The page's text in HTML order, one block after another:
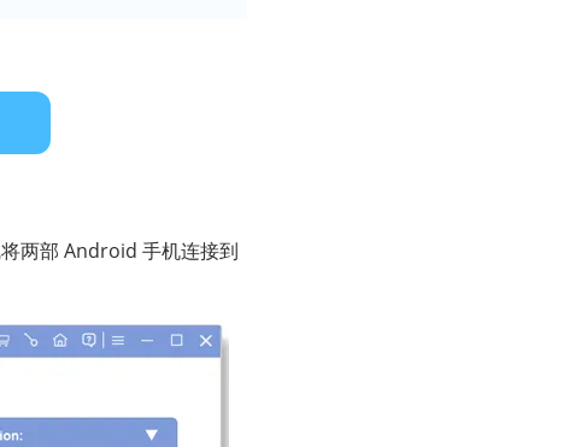
两部 Android 手机连接到